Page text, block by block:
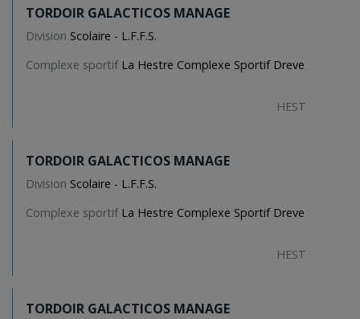
TORDOIR GALACTICOS MANAGE
Division Scolaire - L.F.F.S.
Complexe sportif La Hestre Complexe Sportif Dreve
HEST
TORDOIR GALACTICOS MANAGE
Division Scolaire - L.F.F.S.
Complexe sportif La Hestre Complexe Sportif Dreve
HEST
TORDOIR GALACTICOS MANAGE